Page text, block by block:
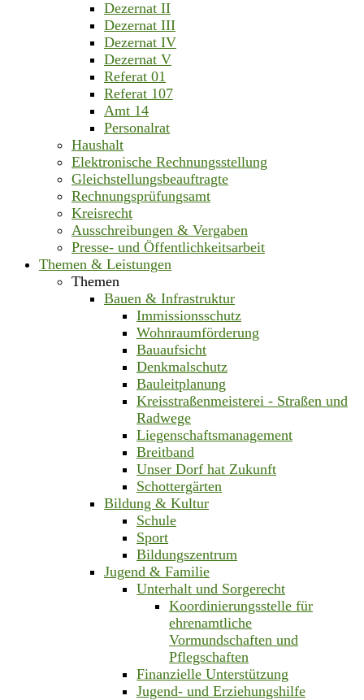
Dezernat II
Dezernat III
Dezernat IV
Dezernat V
Referat 01
Referat 107
Amt 14
Personalrat
Haushalt
Elektronische Rechnungsstellung
Gleichstellungsbeauftragte
Rechnungsprüfungsamt
Kreisrecht
Ausschreibungen & Vergaben
Presse- und Öffentlichkeitsarbeit
Themen & Leistungen
Themen
Bauen & Infrastruktur
Immissionsschutz
Wohnraumförderung
Bauaufsicht
Denkmalschutz
Bauleitplanung
Kreisstraßenmeisterei - Straßen und
Radwege
Liegenschaftsmanagement
Breitband
Unser Dorf hat Zukunft
Schottergärten
Bildung & Kultur
Schule
Sport
Bildungszentrum
Jugend & Familie
Unterhalt und Sorgerecht
Koordinierungsstelle für
ehrenamtliche
Vormundschaften und
Pflegschaften
Finanzielle Unterstützung
Jugend- und Erziehungshilfe